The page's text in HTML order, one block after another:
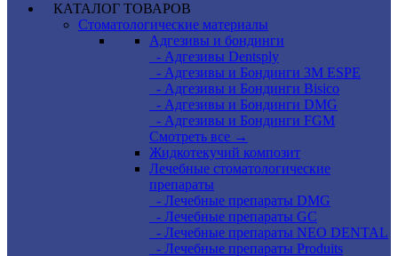
КАТАЛОГ ТОВАРОВ
Стоматологические материалы
Адгезивы и бондинги
- Адгезивы Dentsply
- Адгезивы и Бондинги 3M ESPE
- Адгезивы и Бондинги Bisico
- Адгезивы и Бондинги DMG
- Адгезивы и Бондинги FGM
Смотреть все →
Жидкотекучий композит
Лечебные стоматологические
препараты
- Лечебные препараты DMG
- Лечебные препараты GC
- Лечебные препараты NEO DENTAL
- Лечебные препараты Produits